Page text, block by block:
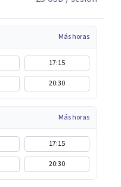
Más horas
17:15
20:30
Más horas
17:15
20:30